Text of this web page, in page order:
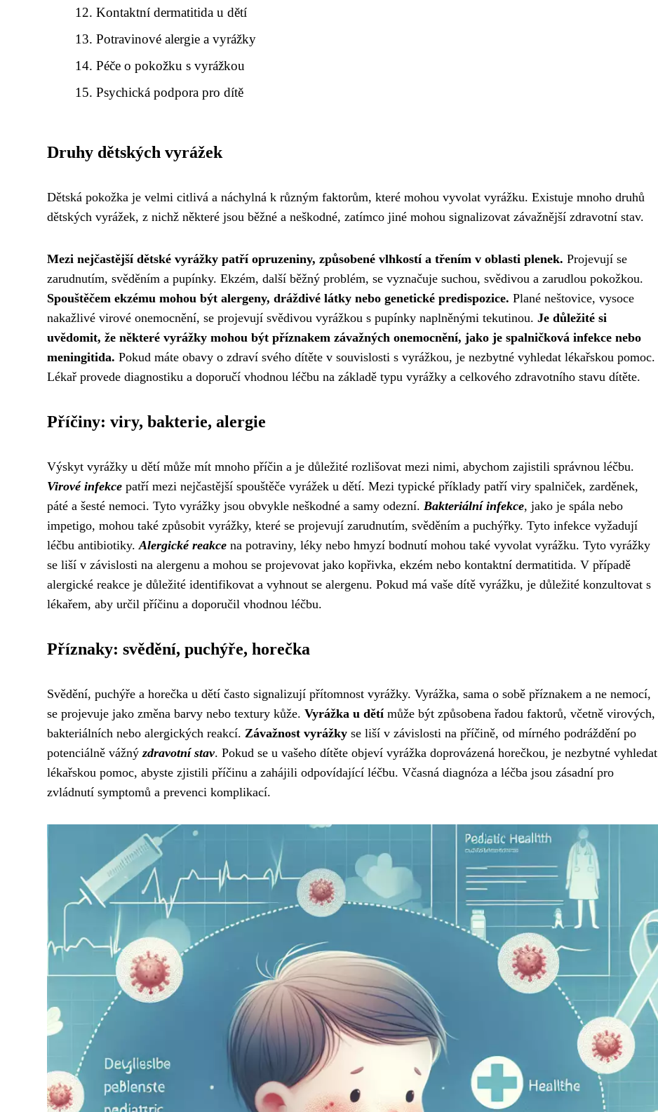
Kontaktní dermatitida u dětí
Potravinové alergie a vyrážky
Péče o pokožku s vyrážkou
Psychická podpora pro dítě
Druhy dětských vyrážek
Dětská pokožka je velmi citlivá a náchylná k různým faktorům, které mohou vyvolat vyrážku. Existuje mnoho druhů
dětských vyrážek, z nichž některé jsou běžné a neškodné, zatímco jiné mohou signalizovat závažnější zdravotní stav.
Mezi nejčastější dětské vyrážky patří opruzeniny, způsobené vlhkostí a třením v oblasti plenek. Projevují se
zarudnutím, svěděním a pupínky. Ekzém, další běžný problém, se vyznačuje suchou, svědivou a zarudlou pokožkou.
Spouštěčem ekzému mohou být alergeny, dráždivé látky nebo genetické predispozice. Plané neštovice, vysoce
nakažlivé virové onemocnění, se projevují svědivou vyrážkou s pupínky naplněnými tekutinou. Je důležité si
uvědomit, že některé vyrážky mohou být příznakem závažných onemocnění, jako je spalničková infekce nebo
meningitida. Pokud máte obavy o zdraví svého dítěte v souvislosti s vyrážkou, je nezbytné vyhledat lékařskou pomoc.
Lékař provede diagnostiku a doporučí vhodnou léčbu na základě typu vyrážky a celkového zdravotního stavu dítěte.
Příčiny: viry, bakterie, alergie
Výskyt vyrážky u dětí může mít mnoho příčin a je důležité rozlišovat mezi nimi, abychom zajistili správnou léčbu.
Virové infekce patří mezi nejčastější spouštěče vyrážek u dětí. Mezi typické příklady patří viry spalniček, zarděnek,
páté a šesté nemoci. Tyto vyrážky jsou obvykle neškodné a samy odezní. Bakteriální infekce, jako je spála nebo
impetigo, mohou také způsobit vyrážky, které se projevují zarudnutím, svěděním a puchýřky. Tyto infekce vyžadují
léčbu antibiotiky.Alergické reakce na potraviny, léky nebo hmyzí bodnutí mohou také vyvolat vyrážku. Tyto vyrážky
se liší v závislosti na alergenu a mohou se projevovat jako kopřivka, ekzém nebo kontaktní dermatitida. V případě
alergické reakce je důležité identifikovat a vyhnout se alergenu. Pokud má vaše dítě vyrážku, je důležité konzultovat s
lékařem, aby určil příčinu a doporučil vhodnou léčbu.
Příznaky: svědění, puchýře, horečka
Svědění, puchýře a horečka u dětí často signalizují přítomnost vyrážky. Vyrážka, sama o sobě příznakem a ne nemocí,
se projevuje jako změna barvy nebo textury kůže. Vyrážka u dětímůže být způsobena řadou faktorů, včetně virových,
bakteriálních nebo alergických reakcí. Závažnost vyrážky se liší v závislosti na příčině, od mírného podráždění po
potenciálně vážnýzdravotní stav. Pokud se u vašeho dítěte objeví vyrážka doprovázená horečkou, je nezbytné vyhledat
lékařskou pomoc, abyste zjistili příčinu a zahájili odpovídající léčbu. Včasná diagnóza a léčba jsou zásadní pro
zvládnutí symptomů a prevenci komplikací.